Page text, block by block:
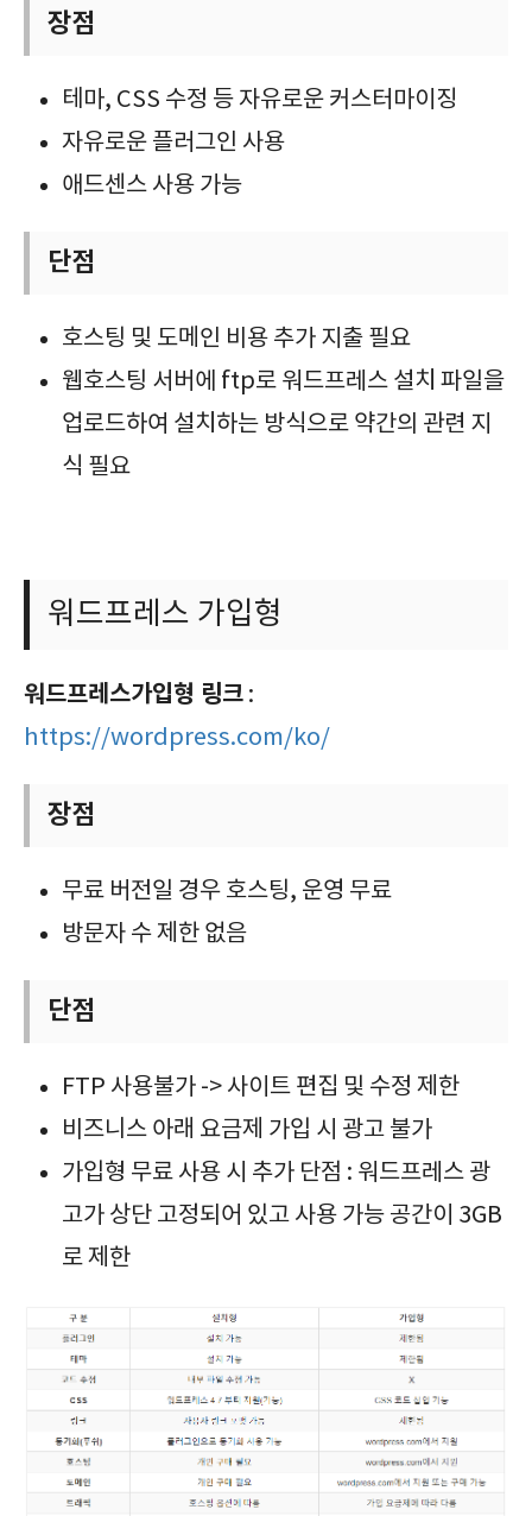
장점
테마, CSS 수정 등 자유로운 커스터마이징
자유로운 플러그인 사용
애드센스 사용 가능
단점
호스팅 및 도메인 비용 추가 지출 필요
웹호스팅 서버에 ftp로 워드프레스 설치 파일을
업로드하여 설치하는 방식으로 약간의 관련 지
식 필요
​워드프레스 가입형
워드프레스가입형 링크 :
https://wordpress.com/ko/
장점
무료 버전일 경우 호스팅, 운영 무료
방문자 수 제한 없음
단점
FTP 사용불가 -> 사이트 편집 및 수정 제한
비즈니스 아래 요금제 가입 시 광고 불가
가입형 무료 사용 시 추가 단점 : 워드프레스 광
고가 상단 고정되어 있고 사용 가능 공간이 3GB
로 제한